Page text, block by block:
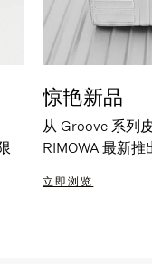
惊艳新品
从 Groove 系列
RIMOWA 最新
立即浏览